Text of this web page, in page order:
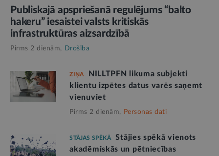
Publiskajā apspriešanā regulējums “balto
hakeru” iesaistei valsts kritiskās
infrastruktūras aizsardzībā
Pirms 2 dienām, Drošība
ZIŅA
NILLTPFN likuma subjekti
klientu izpētes datus varēs saņemt
vienuviet
Pirms 2 dienām, Personas dati
STĀJAS SPĒKĀ
Stājies spēkā vienots
akadēmiskās un pētniecības